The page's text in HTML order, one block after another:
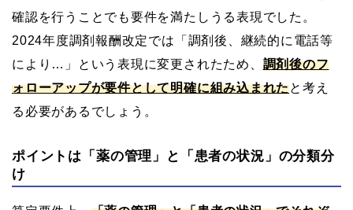
確認を行うことでも要件を満たしうる表現でした。
2024年度調剤報酬改定では「調剤後、継続的に電話等
により…」という表現に変更されたため、 調剤後のフ
ォローアップが要件として明確に組み込まれたと考え
る必要があるでしょう。
ポイントは「薬の管理」と「患者の状況」の分類分
け